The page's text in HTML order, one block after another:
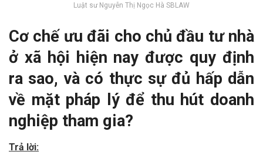
Luật sư Nguyễn Thị Ngọc Hà SBLAW
Cơ chế ưu đãi cho chủ đầu tư nhà
ở xã hội hiện nay được quy định
ra sao, và có thực sự đủ hấp dẫn
về mặt pháp lý để thu hút doanh
nghiệp tham gia?
Trả lời: